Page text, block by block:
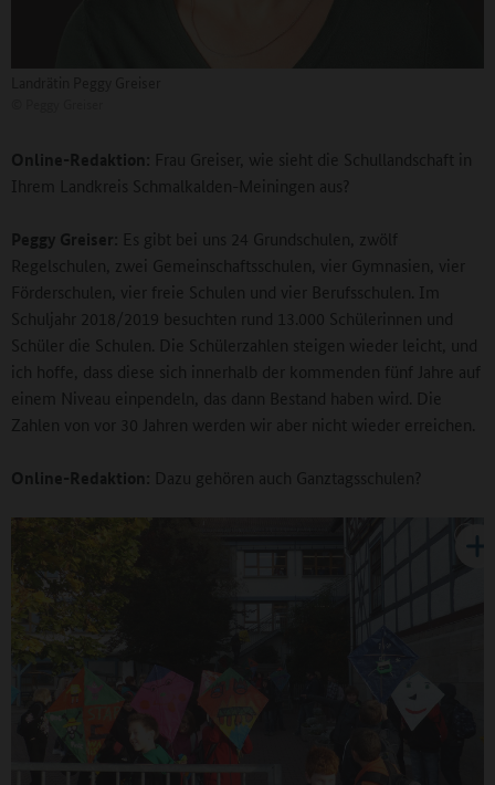
Online-Redaktion: Frau Greiser, wie sieht die Schullandschaft in
Ihrem Landkreis Schmalkalden-Meiningen aus?
Peggy Greiser: Es gibt bei uns 24 Grundschulen, zwölf
Regelschulen, zwei Gemeinschaftsschulen, vier Gymnasien, vier
Förderschulen, vier freie Schulen und vier Berufsschulen. Im
Schuljahr 2018/2019 besuchten rund 13.000 Schülerinnen und
Schüler die Schulen. Die Schülerzahlen steigen wieder leicht, und
ich hoffe, dass diese sich innerhalb der kommenden fünf Jahre auf
einem Niveau einpendeln, das dann Bestand haben wird. Die
Zahlen von vor 30 Jahren werden wir aber nicht wieder erreichen.
Online-Redaktion: Dazu gehören auch Ganztagsschulen?